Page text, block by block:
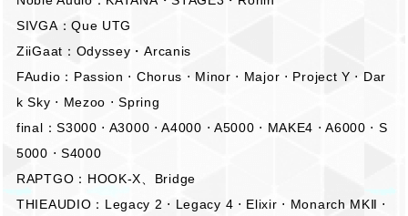
SIVGA：Que UTG
ZiiGaat：Odyssey・Arcanis
FAudio：Passion ⋅ Chorus ⋅ Minor ⋅ Major ⋅ Project Y ⋅ Dar
k Sky ⋅ Mezoo ⋅ Spring
final：S3000 ⋅ A3000 ⋅ A4000 ⋅ A5000 ⋅ MAKE4 ⋅ A6000 ⋅ S
5000 ⋅ S4000
RAPTGO：HOOK-X、Bridge
THIEAUDIO：Legacy 2 ⋅ Legacy 4 ⋅ Elixir ⋅ Monarch MKⅡ ⋅